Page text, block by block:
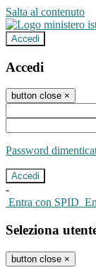
Salta al contenuto
Accedi
Accedi
button close ×
Password
-
Entra con SPID
Seleziona
button close ×